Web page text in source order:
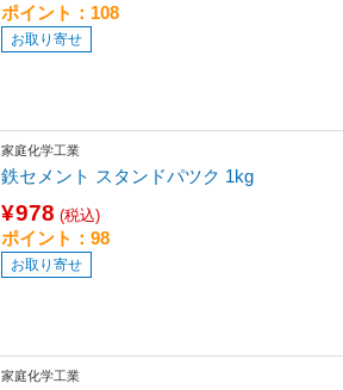
ポイント：108
お取り寄せ
家庭化学工業
鉄セメント スタンドパツク 1kg
¥978 (税込)
ポイント：98
お取り寄せ
家庭化学工業